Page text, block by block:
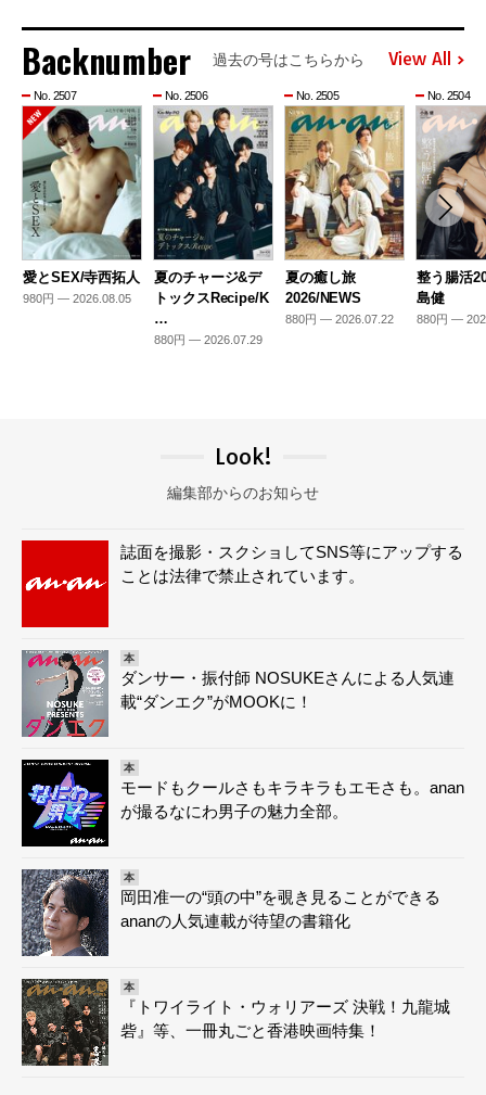
Backnumber 過去の号はこちらから View All
No. 2507
愛とSEX/寺西拓人
980円 — 2026.08.05
No. 2506
夏のチャージ&デ
トックスRecipe/K
…
880円 — 2026.07.29
No. 2505
夏の癒し旅
2026/NEWS
880円 — 2026.07.22
No. 2504
整う腸活
島健
880円 —
Look!
編集部からのお知らせ
誌面を撮影・スクショしてSNS等にアップする
ことは法律で禁止されています。
本
ダンサー・振付師 NOSUKEさんによる人気連
載“ダンエク”がMOOKに！
本
モードもクールさもキラキラもエモさも。anan
が撮るなにわ男子の魅力全部。
本
岡田准一の“頭の中”を覗き見ることができる
ananの人気連載が待望の書籍化
本
『トワイライト・ウォリアーズ 決戦！九龍城
砦』等、一冊丸ごと香港映画特集！